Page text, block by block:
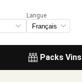
Packs Vins
Langue